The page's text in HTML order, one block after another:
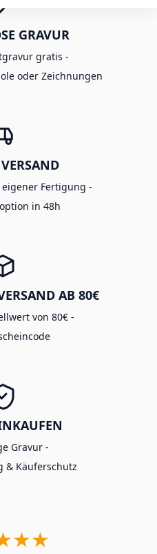
GRAVUR
gratis -
oder Zeichnungen
VERSAND
Fertigung -
in 48h
AB 80€
von 80€ -
Gravur -
& Käuferschutz